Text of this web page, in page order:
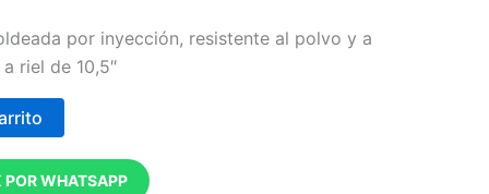
por inyección, resistente al polvo y a
riel de 10,5″
WHATSAPP